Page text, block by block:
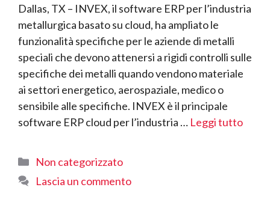
Dallas, TX – INVEX, il software ERP per l’industria
metallurgica basato su cloud, ha ampliato le
funzionalità specifiche per le aziende di metalli
speciali che devono attenersi a rigidi controlli sulle
specifiche dei metalli quando vendono materiale
ai settori energetico, aerospaziale, medico o
sensibile alle specifiche. INVEX è il principale
software ERP cloud per l’industria … Leggi tutto
Categorie
Non categorizzato
Lascia un commento